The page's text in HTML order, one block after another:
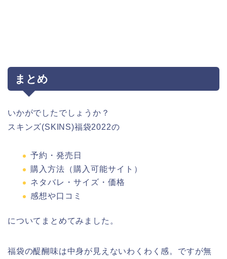
まとめ
いかがでしたでしょうか？
スキンズ(SKINS)福袋2022の
予約・発売日
購入方法（購入可能サイト）
ネタバレ・サイズ・価格
感想や口コミ
についてまとめてみました。
福袋の醍醐味は中身が見えないわくわく感。ですが無